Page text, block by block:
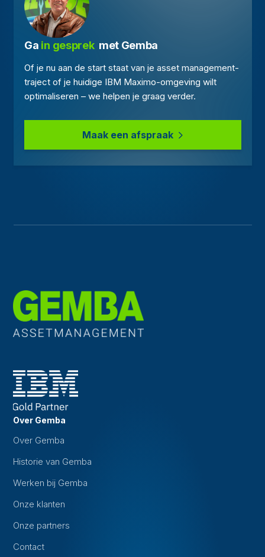
Ga in gesprek met Gemba
Of je nu aan de start staat van je asset management-
traject of je huidige IBM Maximo-omgeving wilt
optimaliseren – we helpen je graag verder.
Maak een afspraak
Over Gemba
Over Gemba
Historie van Gemba
Werken bij Gemba
Onze klanten
Onze partners
Contact